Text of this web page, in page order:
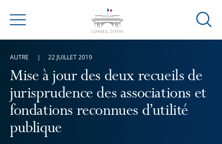
Menu
Ouvrir
Mise à jour des deux recueils de
jurisprudence des associations et
fondations reconnues d’utilité
publique
AUTRE 22 JUILLET 2019